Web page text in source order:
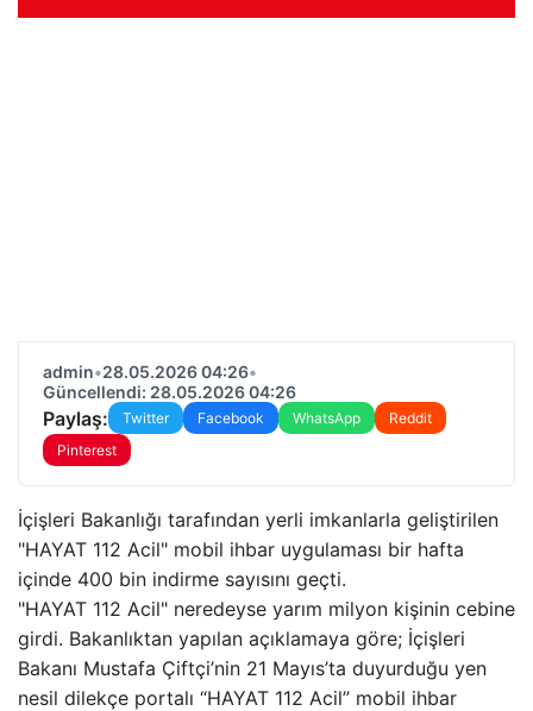
admin•28.05.2026 04:26•
Güncellendi: 28.05.2026 04:26
Paylaş: Twitter Facebook WhatsApp
Reddit
Pinterest
İçişleri Bakanlığı tarafından yerli imkanlarla geliştirilen
"HAYAT 112 Acil" mobil ihbar uygulaması bir hafta
içinde 400 bin indirme sayısını geçti.
"HAYAT 112 Acil" neredeyse yarım milyon kişinin cebine
girdi. Bakanlıktan yapılan açıklamaya göre; İçişleri
Bakanı Mustafa Çiftçi’nin 21 Mayıs’ta duyurduğu yen
nesil dilekçe portalı “HAYAT 112 Acil” mobil ihbar